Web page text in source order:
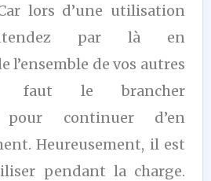
lors d’une utilisation
par là en
l’ensemble de vos autres
faut le brancher
pour continuer d’en
Heureusement, il est
pendant la charge.